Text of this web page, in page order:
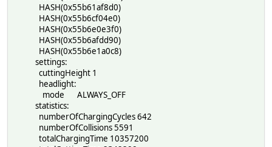
HASH(0x55b61af8d0)
HASH(0x55b6cf04e0)
HASH(0x55b6e0e3f0)
HASH(0x55b6afdd90)
HASH(0x55b6e1a0c8)
settings:
cuttingHeight 1
headlight:
mode ALWAYS_OFF
statistics:
numberOfChargingCycles 642
numberOfCollisions 5591
totalChargingTime 10357200